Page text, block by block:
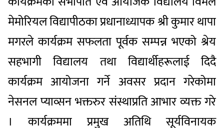
मेमोरियल विद्यापीठका प्रधानाध्यापक श्री कुमार थापा
मगरले कार्यक्रम सफलता पूर्वक सम्पन्न भएको श्रेय
सहभागी विद्यालय तथा विद्यार्थीहरूलाई दिदै
कार्यक्रम आयोजना गर्ने अवसर प्रदान गरेकोमा
नेसनल प्याव्सन भक्तरुर संस्थाप्रति आभार व्यक्त गरे
। कार्यक्रममा प्रमुख अतिथि सूर्यविनायक